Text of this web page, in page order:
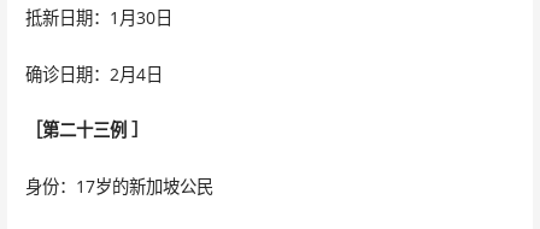
抵新日期：1月30日
确诊日期：2月4日
［第二十三例 ］
身份：17岁的新加坡公民